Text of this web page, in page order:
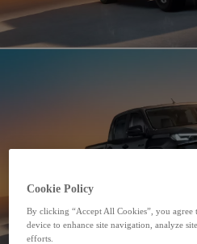
Cookie Policy
By clicking “Accept All Cookies”, you
device to enhance site navigation, analyze
efforts.